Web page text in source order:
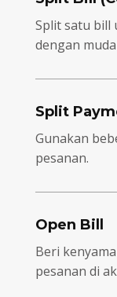
Split satu bill
dengan
Split
Gunakan
pesanan.
Open Bill
Beri
pesanan di